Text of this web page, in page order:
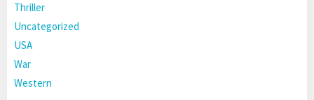
Thriller
Uncategorized
USA
War
Western